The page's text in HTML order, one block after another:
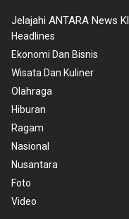
Jelajahi ANTARA News Kl
Headlines
Ekonomi Dan Bisnis
Wisata Dan Kuliner
Olahraga
Hiburan
Ragam
Nasional
Nusantara
Foto
Video